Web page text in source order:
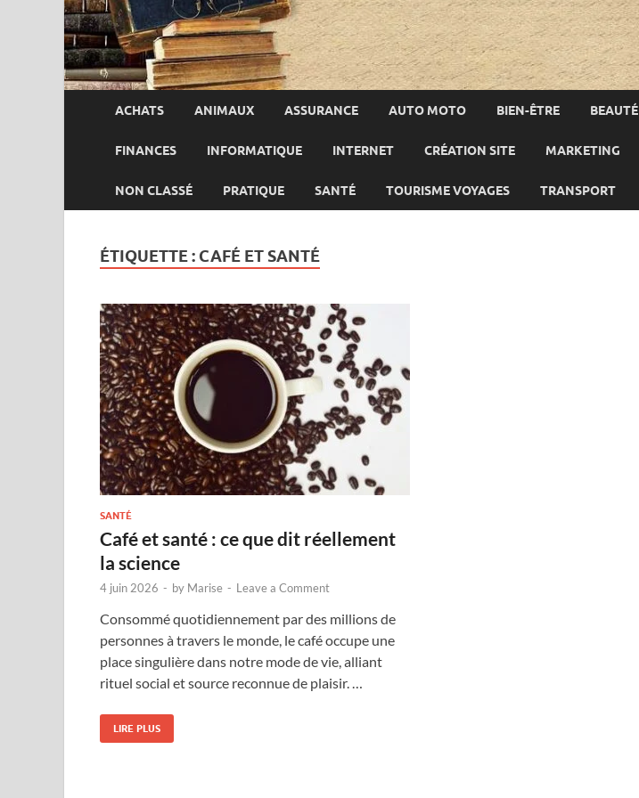
ACHATS ANIMAUX ASSURANCE AUTO MOTO BIEN-ÊTRE BEAUTÉ
FINANCES INFORMATIQUE INTERNET CRÉATION SITE MARKETING
NON CLASSÉ PRATIQUE SANTÉ TOURISME VOYAGES TRANSPORT
ÉTIQUETTE : CAFÉ ET SANTÉ
SANTÉ
Café et santé : ce que dit réellement
la science
4 juin 2026 - by Marise - Leave a Comment
Consommé quotidiennement par des millions de
personnes à travers le monde, le café occupe une
place singulière dans notre mode de vie, alliant
rituel social et source reconnue de plaisir. …
LIRE PLUS